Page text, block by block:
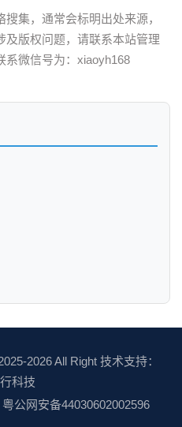
集，通常会标明出处来源，
及版权问题，请联系本站管理
系微信号为：xiaoyh168
2026 All Right 技术支持：
科技
粤公网安备44030602002596